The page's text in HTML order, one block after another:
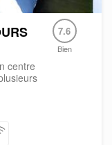
7.6
Bien
centre